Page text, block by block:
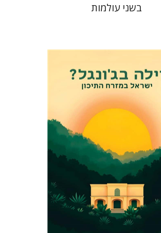
בשני עולמות
אלי פודה
הנחת אתר ספר מודפס
$46
$41